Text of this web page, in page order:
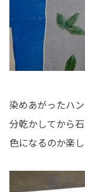
染めあがったハ
分乾かしてから
色になるのか楽